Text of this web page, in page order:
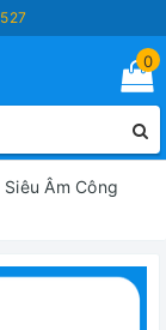
0
Siêu Âm Công